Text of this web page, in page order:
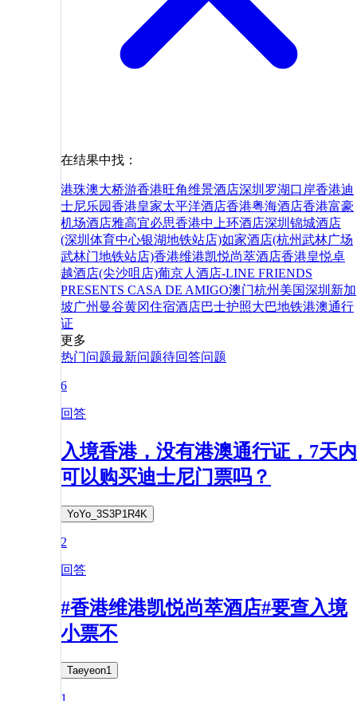
在结果中找：
港珠澳大桥游香港旺角维景酒店深圳罗湖口岸香港迪
士尼乐园香港皇家太平洋酒店香港粤海酒店香港富豪
机场酒店雅高宜必思香港中上环酒店深圳锦城酒店
(深圳体育中心银湖地铁站店)如家酒店(杭州武林广场
武林门地铁站店)香港维港凯悦尚萃酒店香港皇悦卓
越酒店(尖沙咀店)葡京人酒店-LINE FRIENDS
PRESENTS CASA DE AMIGO澳门杭州 美国深圳 新加
坡广州 曼谷黄冈住宿酒店巴士护照大巴地铁港澳通行
证
更多
热门问题最新问题待回答问题
6
回答
入境香港，没有港澳通行证，7天内
可以购买迪士尼门票吗？
YoYo_3S3P1R4K
2
回答
#香港维港凯悦尚萃酒店#要查入境
小票不
Taeyeon1
1